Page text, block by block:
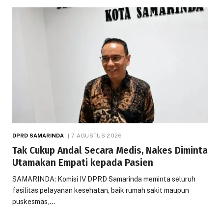
DPRD SAMARINDA 7 AGUSTUS 2026
Tak Cukup Andal Secara Medis, Nakes Diminta
Utamakan Empati kepada Pasien
SAMARINDA: Komisi IV DPRD Samarinda meminta seluruh
fasilitas pelayanan kesehatan, baik rumah sakit maupun
puskesmas,…